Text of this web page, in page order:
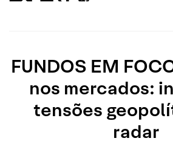
FUNDOS EM
nos mercados:
tensões
radar